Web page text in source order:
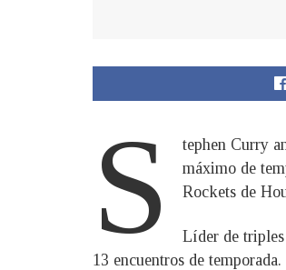
S
tephen Curry
máximo de
Rockets de
Líder de
13 encuentros de